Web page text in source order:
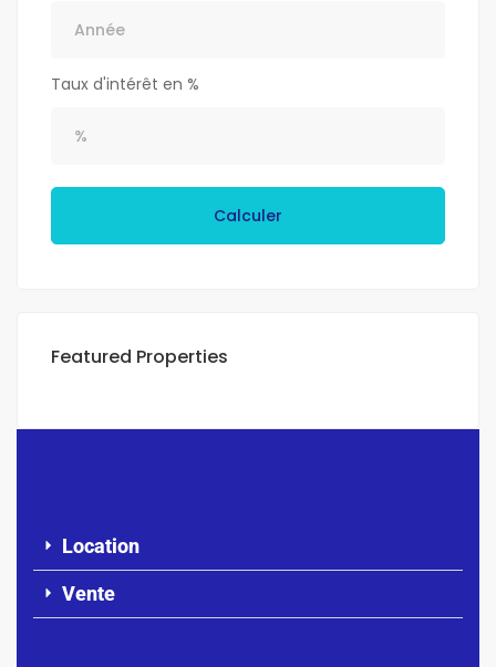
Taux d'intérêt en %
Calculer
Featured Properties
Location
Vente